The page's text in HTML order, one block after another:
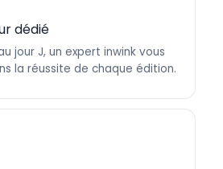
dédié
jour J, un expert inwink vous
la réussite de chaque édition.